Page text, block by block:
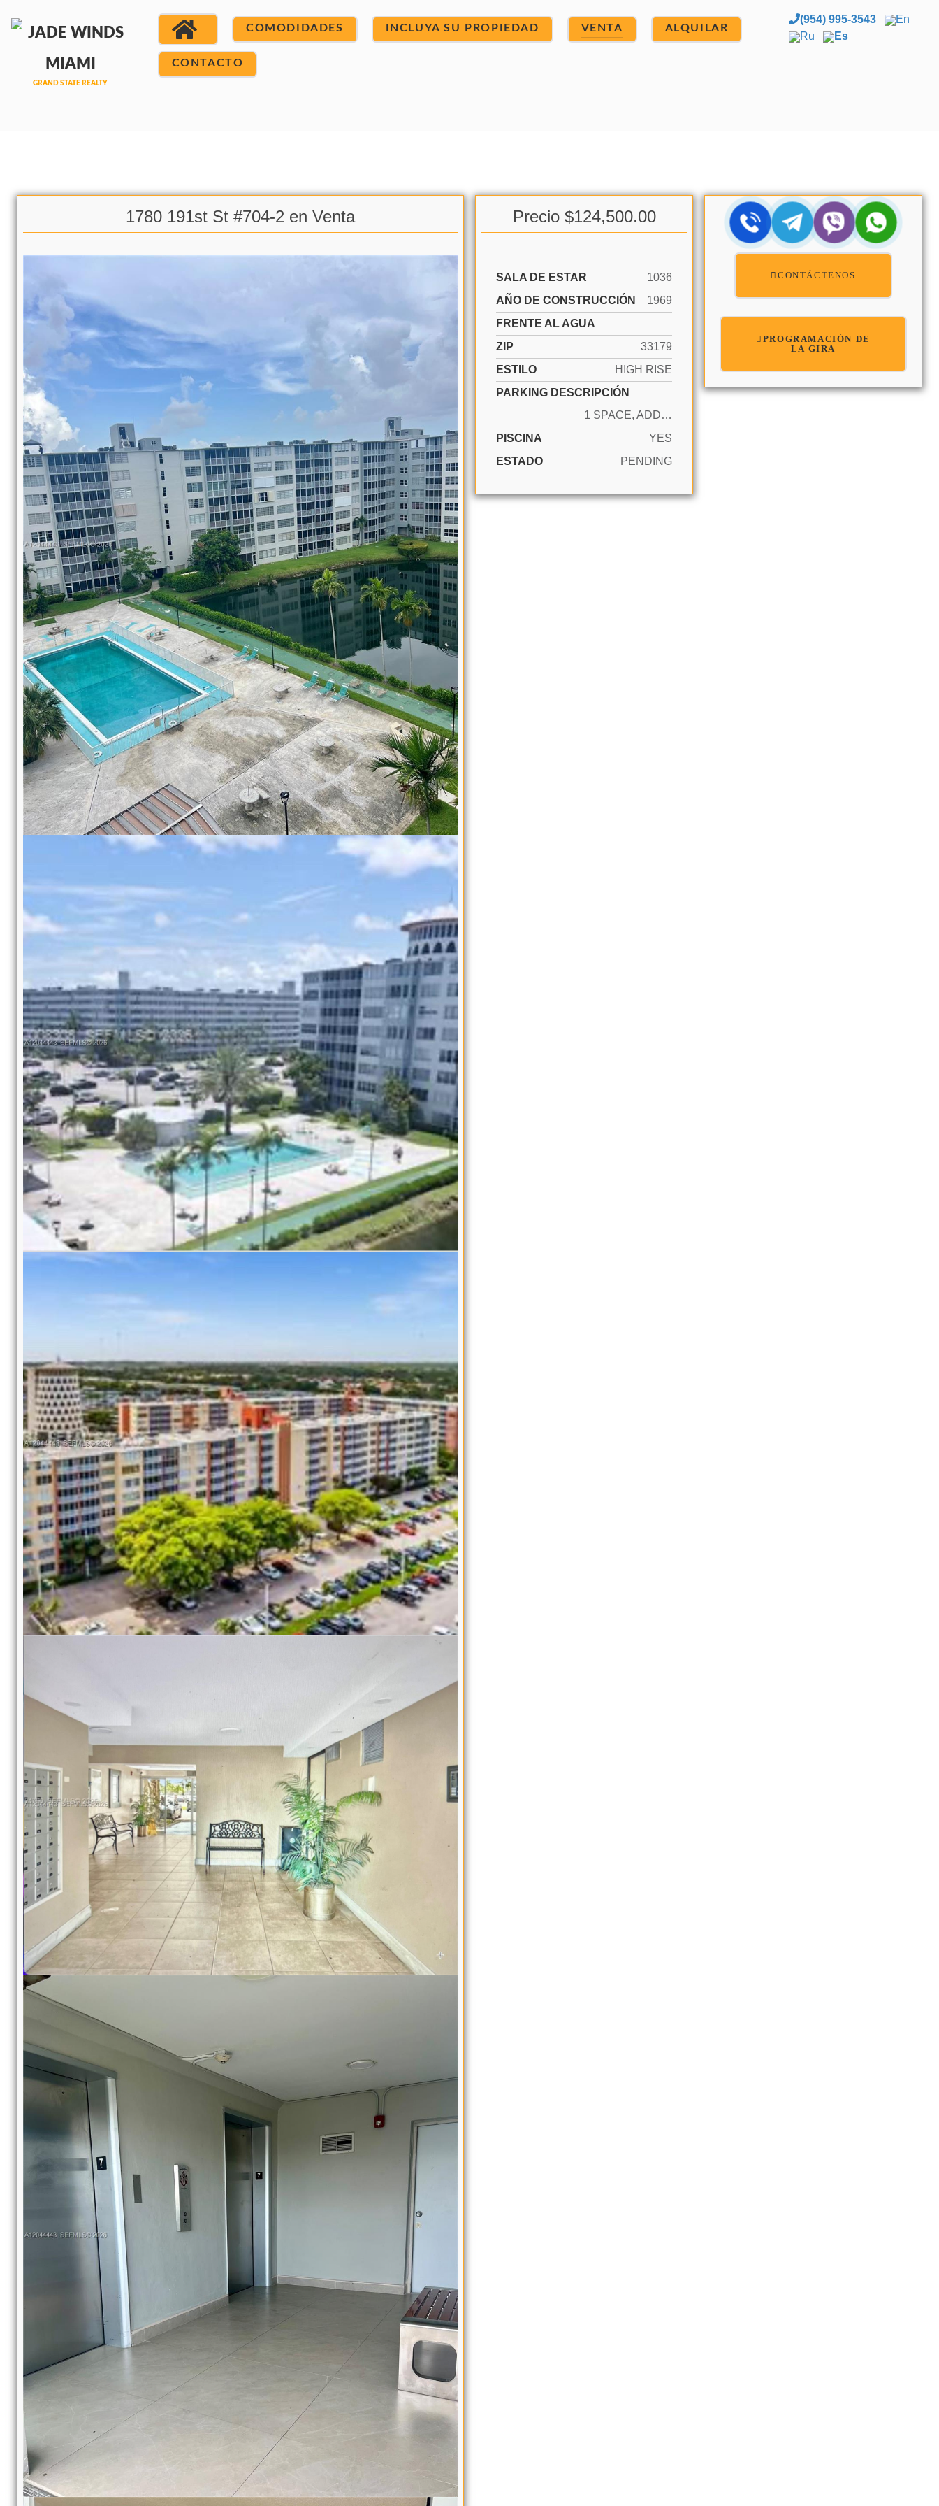
COMODIDADES INCLUYA SU PROPIEDAD VENTA ALQUILAR
CONTACTO
(954) 995-3543
En
Ru
Es
1780 191st St #704-2 en Venta Precio $124,500.00
SALA DE ESTAR
1036
AÑO DE CONSTRUCCIÓN
1969
FRENTE AL AGUA
ZIP
33179
ESTILO
HIGH RISE
PARKING DESCRIPCIÓN
1 SPACE, ADDITIONAL SPACES AVAILABLE, ASSIGNED, GUEST
PISCINA
YES
ESTADO
PENDING
CONTÁCTENOS
PROGRAMACIÓN DE
LA GIRA